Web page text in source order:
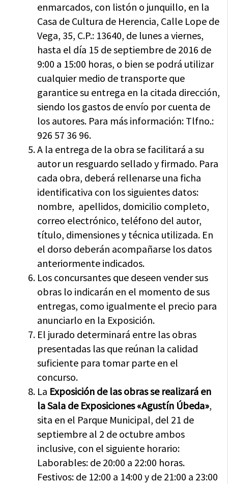
enmarcados, con listón o junquillo, en la
Casa de Cultura de Herencia, Calle Lope de
Vega, 35, C.P.: 13640, de lunes a viernes,
hasta el día 15 de septiembre de 2016 de
9:00 a 15:00 horas, o bien se podrá utilizar
cualquier medio de transporte que
garantice su entrega en la citada dirección,
siendo los gastos de envío por cuenta de
los autores. Para más información: Tlfno.:
926 57 36 96.
A la entrega de la obra se facilitará a su
autor un resguardo sellado y firmado. Para
cada obra, deberá rellenarse una ficha
identificativa con los siguientes datos:
nombre, apellidos, domicilio completo,
correo electrónico, teléfono del autor,
título, dimensiones y técnica utilizada. En
el dorso deberán acompañarse los datos
anteriormente indicados.
Los concursantes que deseen vender sus
obras lo indicarán en el momento de sus
entregas, como igualmente el precio para
anunciarlo en la Exposición.
El jurado determinará entre las obras
presentadas las que reúnan la calidad
suficiente para tomar parte en el
concurso.
La Exposición de las obras se realizará en
la Sala de Exposiciones «Agustín Úbeda»,
sita en el Parque Municipal, del 21 de
septiembre al 2 de octubre ambos
inclusive, con el siguiente horario:
Laborables: de 20:00 a 22:00 horas.
Festivos: de 12:00 a 14:00 y de 21:00 a 23:00